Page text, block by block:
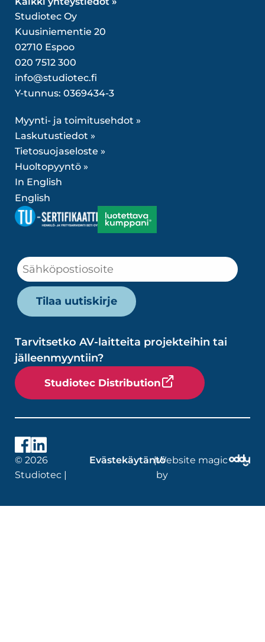
Studiotec Oy
Kuusiniementie 20
02710 Espoo
020 7512 300
info@studiotec.fi
Y-tunnus: 0369434-3
Myynti- ja toimitusehdot »
Laskutustiedot »
Tietosuojaseloste »
Huoltopyyntö »
In English
English
Tarvitsetko AV-laitteita projekteihin tai
jälleenmyyntiin?
Studiotec Distribution
© 2026
Studiotec |
Evästekäytäntö
|Website magic
by